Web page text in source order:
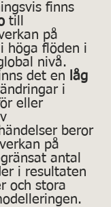
finns
till
på
höga flöden i
nivå.
det en låg
i
eller
beror
på
antal
i resultaten
och stora